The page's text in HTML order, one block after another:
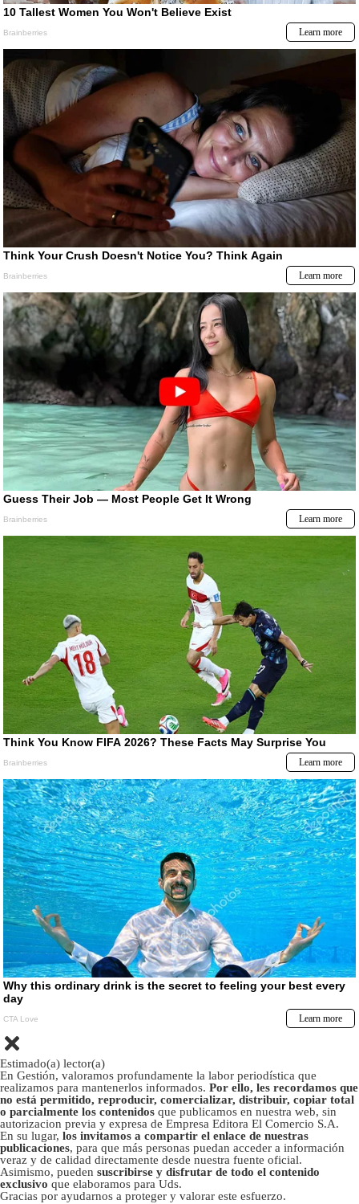
Estimado(a) lector(a)
En Gestión, valoramos profundamente la labor periodística que
realizamos para mantenerlos informados. Por ello, les recordamos que
no está permitido, reproducir, comercializar, distribuir, copiar total
o parcialmente los contenidos que publicamos en nuestra web, sin
autorizacion previa y expresa de Empresa Editora El Comercio S.A.
En su lugar, los invitamos a compartir el enlace de nuestras
publicaciones, para que más personas puedan acceder a información
veraz y de calidad directamente desde nuestra fuente oficial.
Asimismo, pueden suscribirse y disfrutar de todo el contenido
exclusivo que elaboramos para Uds.
Gracias por ayudarnos a proteger y valorar este esfuerzo.